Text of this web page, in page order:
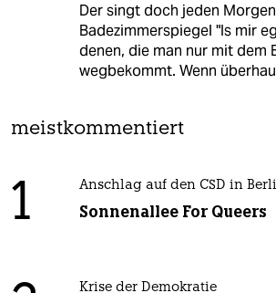
Der singt doch jeden
Badezimmerspiegel "Is mir
denen, die man nur mit dem
wegbekommt. Wenn
meistkommentiert
1 Anschlag auf den CSD in
Sonnenallee For Queers
Krise der Demokratie